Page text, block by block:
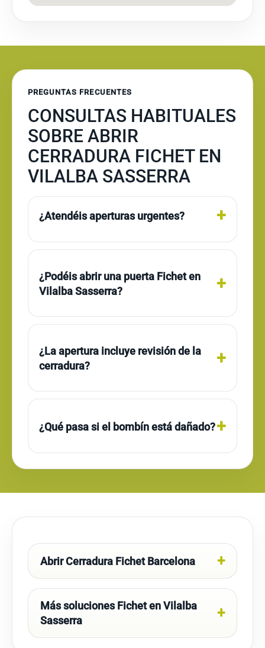
PREGUNTAS FRECUENTES
CONSULTAS HABITUALES
SOBRE ABRIR
CERRADURA FICHET EN
VILALBA SASSERRA
¿Atendéis aperturas urgentes?
¿Podéis abrir una puerta Fichet en
Vilalba Sasserra?
¿La apertura incluye revisión de la
cerradura?
¿Qué pasa si el bombín está dañado?
Abrir Cerradura Fichet Barcelona
Más soluciones Fichet en Vilalba
Sasserra